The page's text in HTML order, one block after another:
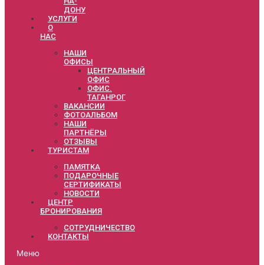
ДОНУ
УСЛУГИ
О
НАС
НАШИ
ОФИСЫ
ЦЕНТРАЛЬНЫЙ
ОФИС
ОФИС.
ТАГАНРОГ
ВАКАНСИИ
ФОТОАЛЬБОМ
НАШИ
ПАРТНЁРЫ
ОТЗЫВЫ
ТУРИСТАМ
ПАМЯТКА
ПОДАРОЧНЫЕ
СЕРТИФИКАТЫ
НОВОСТИ
ЦЕНТР
БРОНИРОВАНИЯ
СОТРУДНИЧЕСТВО
КОНТАКТЫ
Меню